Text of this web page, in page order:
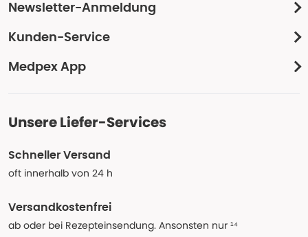
Newsletter-Anmeldung
Kunden-Service
Medpex App
Unsere Liefer-Services
Schneller Versand
oft innerhalb von 24 h
Versandkostenfrei
ab oder bei Rezepteinsendung. Ansonsten nur ¹⁴